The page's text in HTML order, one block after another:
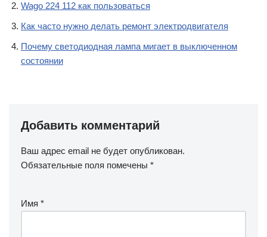
Wago 224 112 как пользоваться
Как часто нужно делать ремонт электродвигателя
Почему светодиодная лампа мигает в выключенном
состоянии
Добавить комментарий
Ваш адрес email не будет опубликован.
Обязательные поля помечены *
Имя *